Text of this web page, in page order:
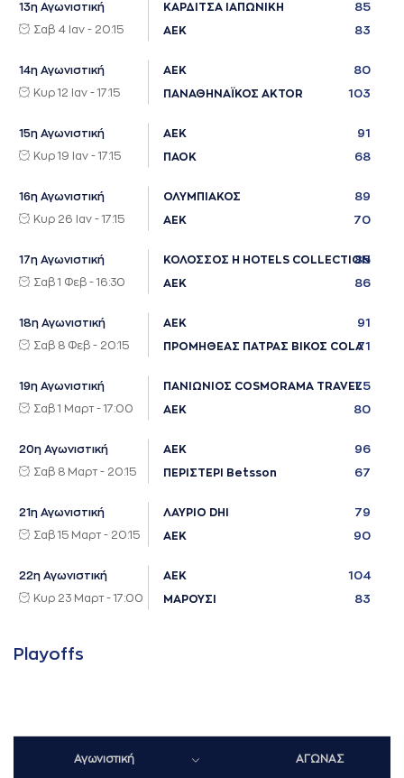
13η Αγωνιστική
Σαβ 4 Ιαν - 20:15
ΚΑΡΔΙΤΣΑ ΙΑΠΩΝΙΚΗ 85
ΑΕΚ 83
14η Αγωνιστική
Κυρ 12 Ιαν - 17:15
ΑΕΚ 80
ΠΑΝΑΘΗΝΑΪΚΟΣ AKTOR 103
15η Αγωνιστική
Κυρ 19 Ιαν - 17:15
ΑΕΚ 91
ΠΑΟΚ 68
16η Αγωνιστική
Κυρ 26 Ιαν - 17:15
ΟΛΥΜΠΙΑΚΟΣ 89
ΑΕΚ 70
17η Αγωνιστική
Σαβ 1 Φεβ - 16:30
ΚΟΛΟΣΣΟΣ H HOTELS COLLECTION
85
ΑΕΚ 86
18η Αγωνιστική
Σαβ 8 Φεβ - 20:15
ΑΕΚ 91
ΠΡΟΜΗΘΕΑΣ ΠΑΤΡΑΣ ΒΙΚΟΣ COLA71
19η Αγωνιστική
Σαβ 1 Μαρτ - 17:00
ΠΑΝΙΩΝΙΟΣ COSMORAMA TRAVEL75
ΑΕΚ 80
20η Αγωνιστική
Σαβ 8 Μαρτ - 20:15
ΑΕΚ 96
ΠΕΡΙΣΤΕΡΙ Betsson 67
21η Αγωνιστική
Σαβ 15 Μαρτ - 20:15
ΛΑΥΡΙΟ DHI 79
ΑΕΚ 90
22η Αγωνιστική
Κυρ 23 Μαρτ - 17:00
ΑΕΚ 104
ΜΑΡΟΥΣΙ 83
Playoffs
Αγωνιστική ΑΓΩΝΑΣ